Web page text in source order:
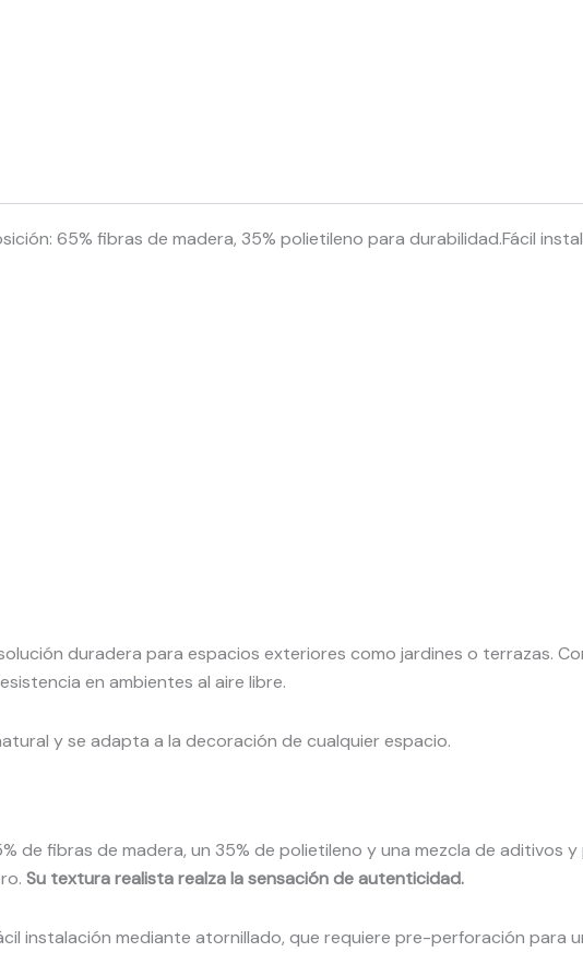
65% fibras de madera, 35% polietileno para durabilidad.Fácil
duradera para espacios exteriores como jardines o terrazas.
en ambientes al aire libre.
y se adapta a la decoración de cualquier espacio.
fibras de madera, un 35% de polietileno y una mezcla de aditivos
Su textura realista realza la sensación de autenticidad.
instalación mediante atornillado, que requiere pre-perforación para